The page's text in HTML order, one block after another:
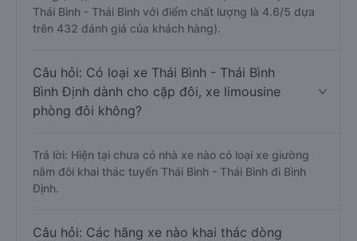
Thái Bình - Thái Bình với điểm chất lượng là 4.6/5 dựa
trên 432 đánh giá của khách hàng).
Câu hỏi: Có loại xe Thái Bình - Thái Bình
Bình Định dành cho cặp đôi, xe limousine
phòng đôi không?
Trả lời: Hiện tại chưa có nhà xe nào có loại xe giường
nằm đôi khai thác tuyến Thái Bình - Thái Bình đi Bình
Định.
Câu hỏi: Các hãng xe nào khai thác dòng